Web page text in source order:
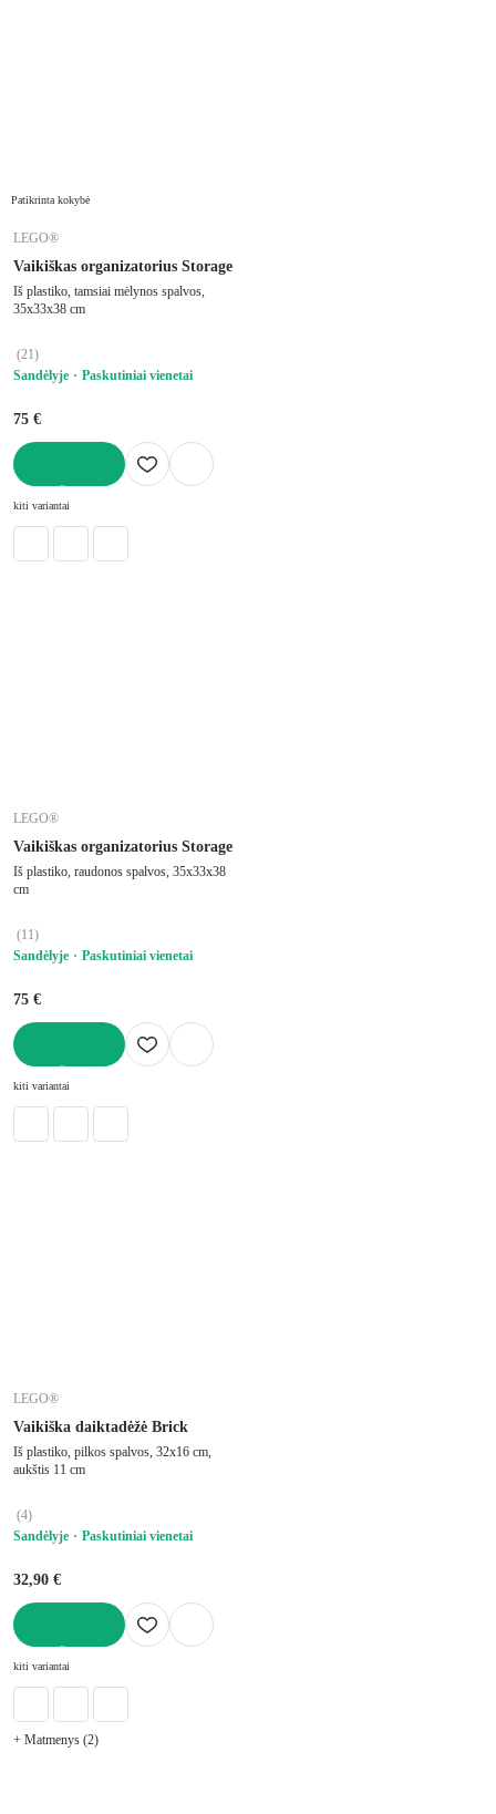
Patikrinta kokybė
LEGO®
Vaikiškas organizatorius Storage
Iš plastiko, tamsiai mėlynos spalvos,
35x33x38 cm
(21)
Sandėlyje
Paskutiniai vienetai
75 €
kiti variantai
LEGO®
Vaikiškas organizatorius Storage
Iš plastiko, raudonos spalvos, 35x33x38
cm
(11)
Sandėlyje
Paskutiniai vienetai
75 €
kiti variantai
LEGO®
Vaikiška daiktadėžė Brick
Iš plastiko, pilkos spalvos, 32x16 cm,
aukštis 11 cm
(4)
Sandėlyje
Paskutiniai vienetai
32,90 €
kiti variantai
+ Matmenys (2)